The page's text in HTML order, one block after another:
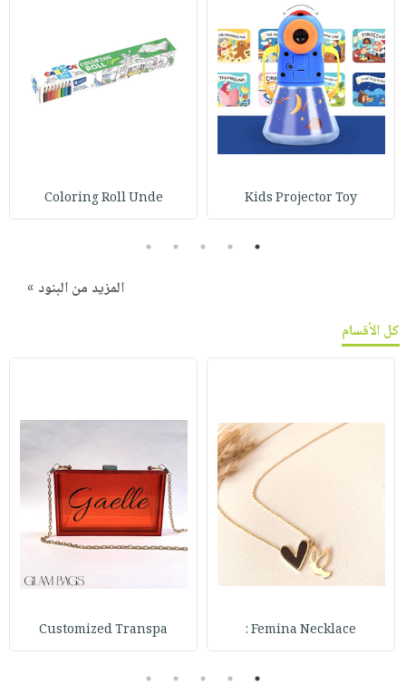
Kids Projector Toy
Coloring Roll Unde
1
2
3
4
5
المزيد من البنود »
كل الأقسام
Femina Necklace :
Customized Transpa
1
2
3
4
5